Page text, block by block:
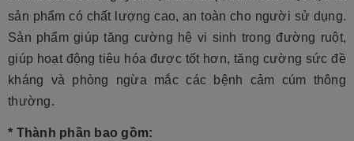
sản phẩm có chất lượng cao, an toàn cho người sử dụng.
Sản phẩm giúp tăng cường hệ vi sinh trong đường ruột,
giúp hoạt động tiêu hóa được tốt hơn, tăng cường sức đề
kháng và phòng ngừa mắc các bệnh cảm cúm thông
thường.
* Thành phần bao gồm: